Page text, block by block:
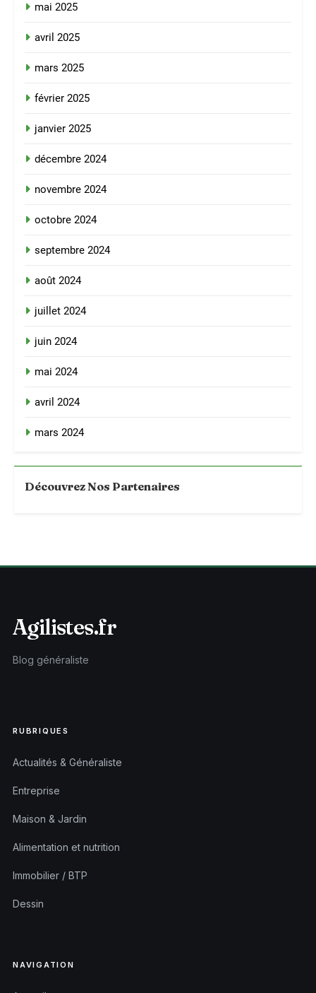
mai 2025
avril 2025
mars 2025
février 2025
janvier 2025
décembre 2024
novembre 2024
octobre 2024
septembre 2024
août 2024
juillet 2024
juin 2024
mai 2024
avril 2024
mars 2024
Découvrez Nos Partenaires
Agilistes.fr
Blog généraliste
RUBRIQUES
Actualités & Généraliste
Entreprise
Maison & Jardin
Alimentation et nutrition
Immobilier / BTP
Dessin
NAVIGATION